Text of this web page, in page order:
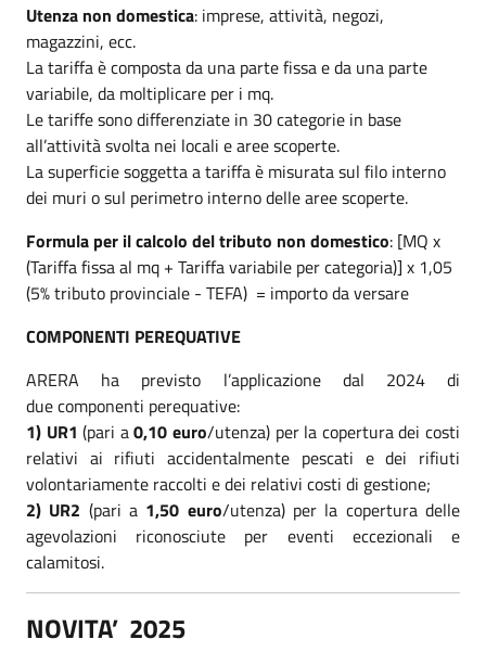
Utenza non domestica: imprese, attività, negozi,
magazzini, ecc.
La tariffa è composta da una parte fissa e da una parte
variabile, da moltiplicare per i mq.
Le tariffe sono differenziate in 30 categorie in base
all’attività svolta nei locali e aree scoperte.
La superficie soggetta a tariffa è misurata sul filo interno
dei muri o sul perimetro interno delle aree scoperte.
Formula per il calcolo del tributo non domestico: [MQ x
(Tariffa fissa al mq + Tariffa variabile per categoria)] x 1,05
(5% tributo provinciale - TEFA) = importo da versare
COMPONENTI PEREQUATIVE
ARERA ha previsto l’applicazione dal 2024 di
due componenti perequative:
1) UR1(pari a0,10 euro/utenza) per la copertura dei costi
relativi ai rifiuti accidentalmente pescati e dei rifiuti
volontariamente raccolti e dei relativi costi di gestione;
2) UR2 (pari a 1,50 euro/utenza) per la copertura delle
agevolazioni riconosciute per eventi eccezionali e
calamitosi.
NOVITA’ 2025